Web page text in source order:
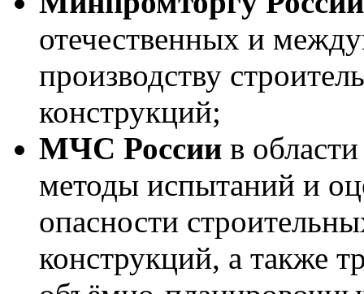
отечественных и
производству
конструкций;
МЧС России в
методы испытаний и
опасности
конструкций, а также